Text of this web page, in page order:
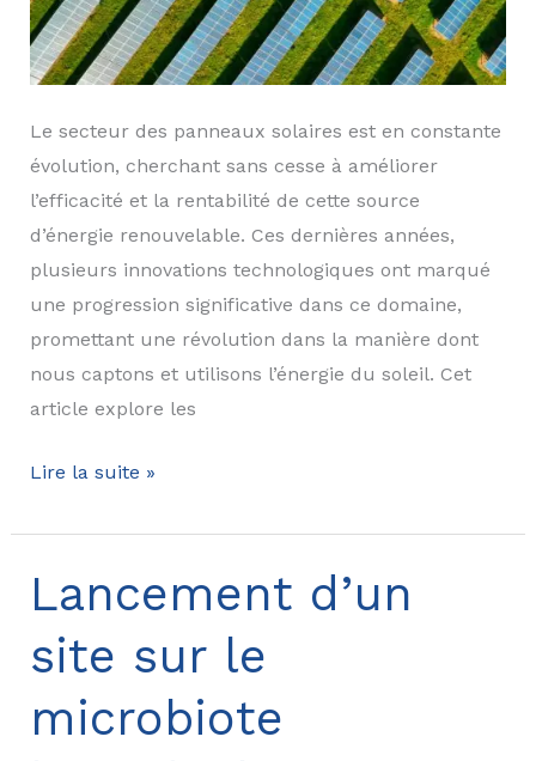
Le secteur des panneaux solaires est en constante
évolution, cherchant sans cesse à améliorer
l’efficacité et la rentabilité de cette source
d’énergie renouvelable. Ces dernières années,
plusieurs innovations technologiques ont marqué
une progression significative dans ce domaine,
promettant une révolution dans la manière dont
nous captons et utilisons l’énergie du soleil. Cet
article explore les
Innovations
le
secteur
des
panneaux
solaires
Lire la suite »
Lancement d’un
site sur le
microbiote